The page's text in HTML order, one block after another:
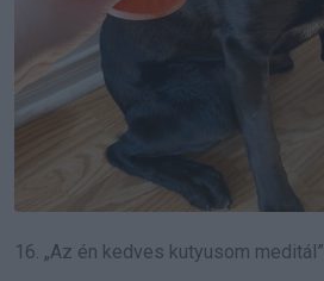
16. „Az én kedves kutyusom meditál”